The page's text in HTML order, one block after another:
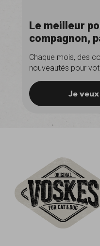
Le meilleur
compagnon,
Chaque mois, des
nouveautés pour
Je